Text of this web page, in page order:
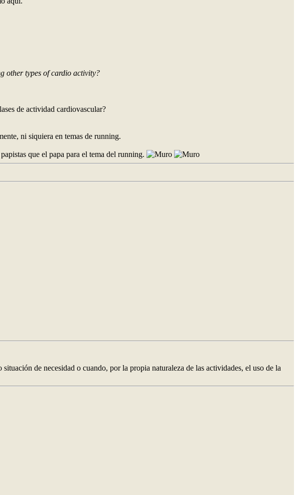
other types of cardio activity?
de actividad cardiovascular?
ni siquiera en temas de running.
que el papa para el tema del running.
de necesidad o cuando, por la propia naturaleza de las actividades, el uso de la